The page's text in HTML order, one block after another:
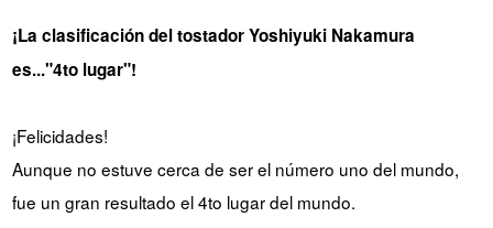
¡La clasificación del tostador Yoshiyuki Nakamura
es..."4to lugar"!
¡Felicidades!
Aunque no estuve cerca de ser el número uno del mundo,
fue un gran resultado el 4to lugar del mundo.